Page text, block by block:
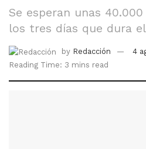
Se esperan unas
los tres días que dura
by Redacción
4
Reading Time: 3 mins read